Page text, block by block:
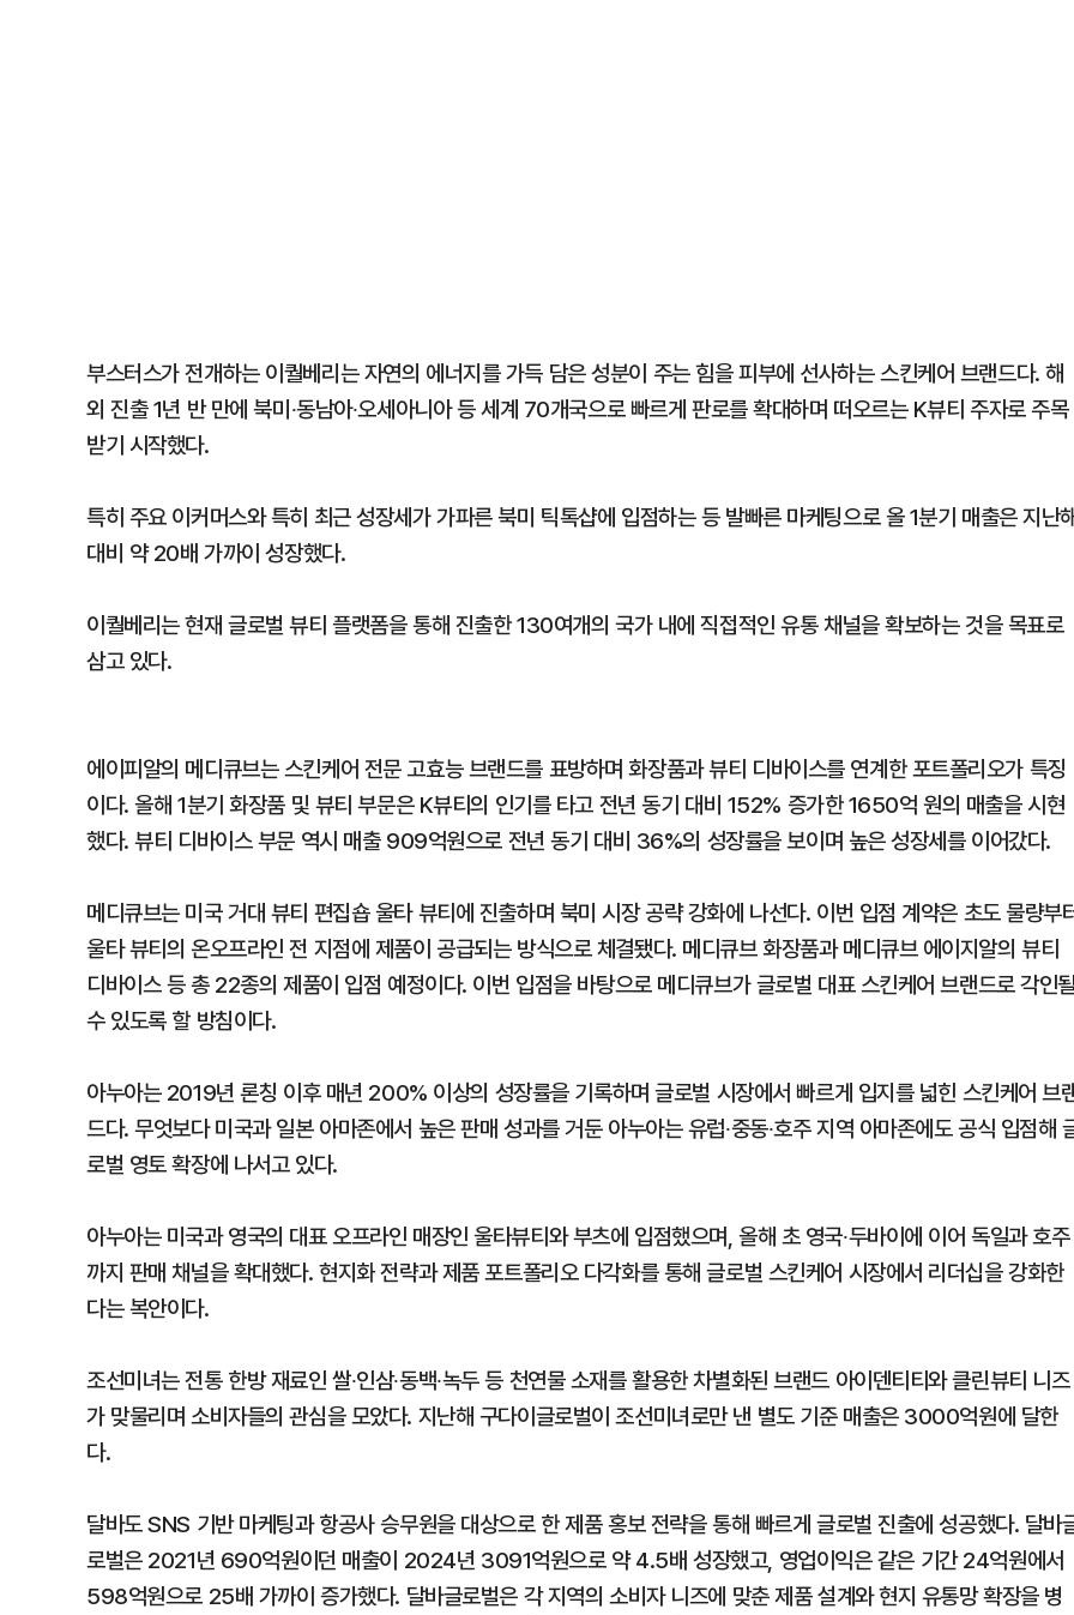
부스터스가 전개하는 이퀄베리는 자연의 에너지를 가득 담은 성분이 주는 힘을 피부에 선사하는 스킨케어 브랜드다. 해
외 진출 1년 반 만에 북미∙동남아∙오세아니아 등 세계 70개국으로 빠르게 판로를 확대하며 떠오르는 K뷰티 주자로 주목
받기 시작했다.
특히 주요 이커머스와 특히 최근 성장세가 가파른 북미 틱톡샵에 입점하는 등 발빠른 마케팅으로 올 1분기 매출은 지난
대비 약 20배 가까이 성장했다.
이퀄베리는 현재 글로벌 뷰티 플랫폼을 통해 진출한 130여개의 국가 내에 직접적인 유통 채널을 확보하는 것을 목표로
삼고 있다.
에이피알의 메디큐브는 스킨케어 전문 고효능 브랜드를 표방하며 화장품과 뷰티 디바이스를 연계한 포트폴리오가 특징
이다. 올해 1분기 화장품 및 뷰티 부문은 K뷰티의 인기를 타고 전년 동기 대비 152% 증가한 1650억 원의 매출을 시현
했다. 뷰티 디바이스 부문 역시 매출 909억원으로 전년 동기 대비 36%의 성장률을 보이며 높은 성장세를 이어갔다.
메디큐브는 미국 거대 뷰티 편집숍 울타 뷰티에 진출하며 북미 시장 공략 강화에 나선다. 이번 입점 계약은 초도 물량부
울타 뷰티의 온오프라인 전 지점에 제품이 공급되는 방식으로 체결됐다. 메디큐브 화장품과 메디큐브 에이지알의 뷰티
디바이스 등 총 22종의 제품이 입점 예정이다. 이번 입점을 바탕으로 메디큐브가 글로벌 대표 스킨케어 브랜드로 각인
수 있도록 할 방침이다.
아누아는 2019년 론칭 이후 매년 200% 이상의 성장률을 기록하며 글로벌 시장에서 빠르게 입지를 넓힌 스킨케어 브
드다. 무엇보다 미국과 일본 아마존에서 높은 판매 성과를 거둔 아누아는 유럽∙중동∙호주 지역 아마존에도 공식 입점해
로벌 영토 확장에 나서고 있다.
아누아는 미국과 영국의 대표 오프라인 매장인 울타뷰티와 부츠에 입점했으며, 올해 초 영국∙두바이에 이어 독일과 호주
까지 판매 채널을 확대했다. 현지화 전략과 제품 포트폴리오 다각화를 통해 글로벌 스킨케어 시장에서 리더십을 강화한
다는 복안이다.
조선미녀는 전통 한방 재료인 쌀∙인삼∙동백∙녹두 등 천연물 소재를 활용한 차별화된 브랜드 아이덴티티와 클린뷰티 니즈
가 맞물리며 소비자들의 관심을 모았다. 지난해 구다이글로벌이 조선미녀로만 낸 별도 기준 매출은 3000억원에 달한
다.
달바도 SNS 기반 마케팅과 항공사 승무원을 대상으로 한 제품 홍보 전략을 통해 빠르게 글로벌 진출에 성공했다. 달바
로벌은 2021년 690억원이던 매출이 2024년 3091억원으로 약 4.5배 성장했고, 영업이익은 같은 기간 24억원에서
598억원으로 25배 가까이 증가했다. 달바글로벌은 각 지역의 소비자 니즈에 맞춘 제품 설계와 현지 유통망 확장을 병